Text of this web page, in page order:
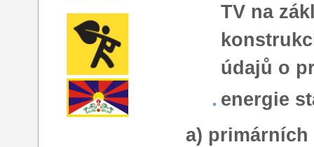
TV na
údajů o
energie
a)